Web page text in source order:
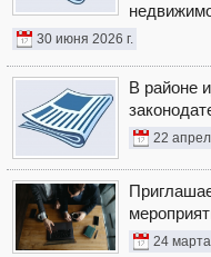
30 июня 2026 г.
В районе
22
24 марта